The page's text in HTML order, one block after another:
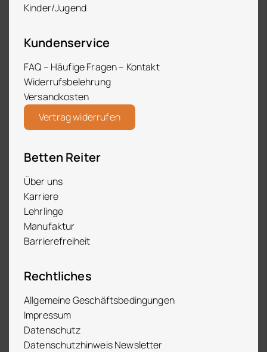
Kinder/Jugend
Kundenservice
FAQ – Häufige Fragen – Kontakt
Widerrufsbelehrung
Versandkosten
Vertrag widerrufen
Betten Reiter
Über uns
Karriere
Lehrlinge
Manufaktur
Barrierefreiheit
Rechtliches
Allgemeine Geschäftsbedingungen
Impressum
Datenschutz
Datenschutzhinweis Newsletter